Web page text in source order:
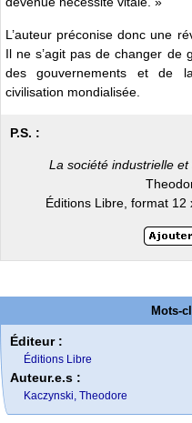
L’auteur préconise donc une
Il ne s’agit pas de changer de
des gouvernements et de
civilisation mondialisée.
P.S. :
La société industrielle
Éditions Libre, format
Mots-
Éditeur :
Éditions Libre
Auteur.e.s :
Kaczynski, Theodore